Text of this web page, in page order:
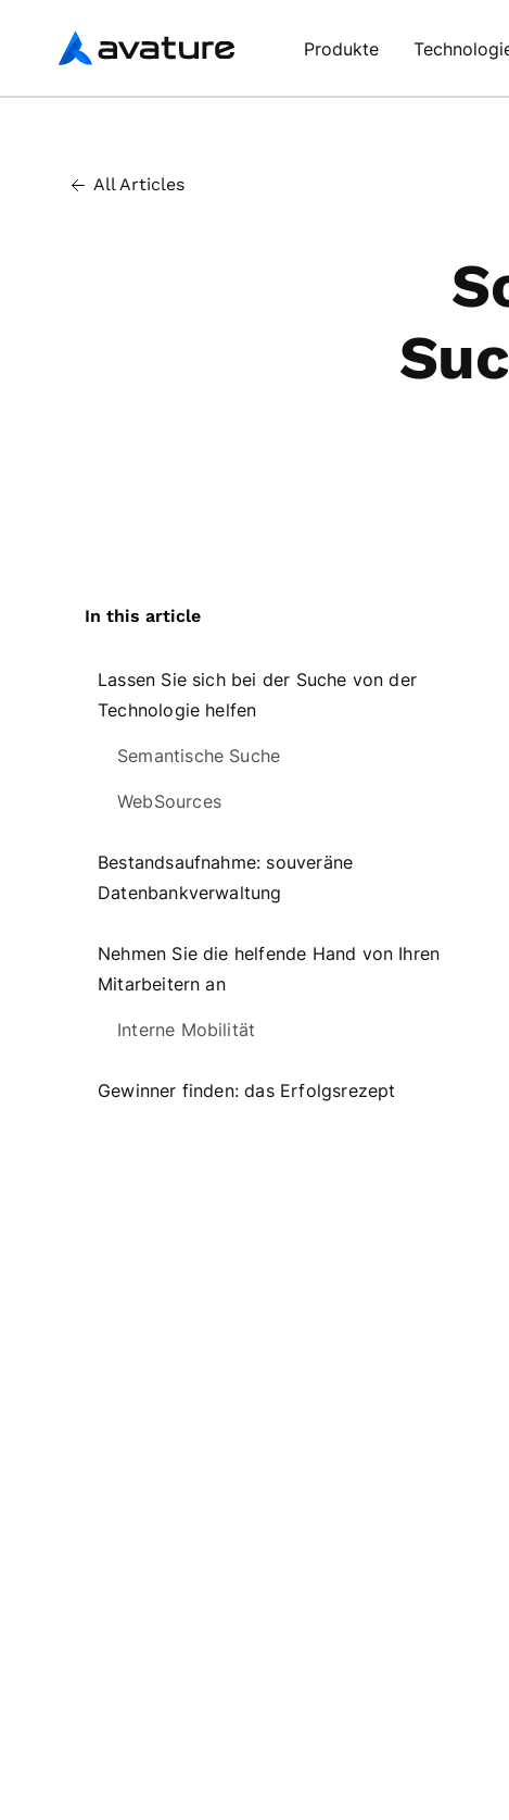
Avature Produkte
All Articles
In this article
Lassen Sie sich bei der Suche von der
Technologie helfen
Semantische Suche
WebSources
Bestandsaufnahme: souveräne
Datenbankverwaltung
Nehmen Sie die helfende Hand von Ihren
Mitarbeitern an
Interne Mobilität
Gewinner finden: das Erfolgsrezept